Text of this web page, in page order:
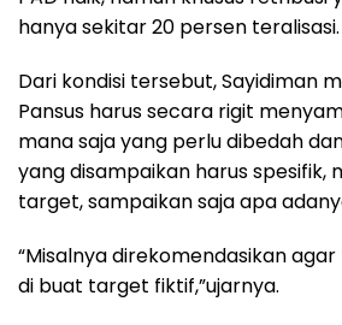
hanya sekitar 20 persen teralisasi.
Dari kondisi tersebut, Sayidiman
Pansus harus secara rigit
mana saja yang perlu dibedah
yang disampaikan harus spesifik,
target, sampaikan saja apa
“Misalnya direkomendasikan
di buat target fiktif,”ujarnya.